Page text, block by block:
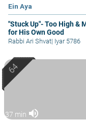
Ein Aya
"Stuck Up"- Too High &
for His Own Good
Rabbi Ari Shvat| Iyar 5786
37 min volume_up